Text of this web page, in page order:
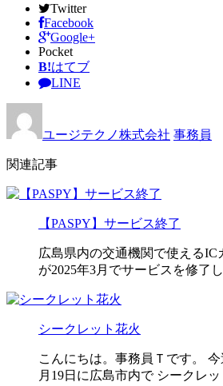
Twitter
Facebook
Google+
Pocket
B!はてブ
LINE
ユージテクノ株式会社 事務員
関連記事
【PASPY】サービス終了
広島県内の交通機関で使えるIC
が2025年3月でサービスを修了
シークレット花火
こんにちは。事務員Ｔです。 今
月19日に広島市内で シークレ